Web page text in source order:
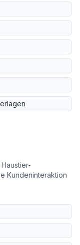
Kundeninteraktion